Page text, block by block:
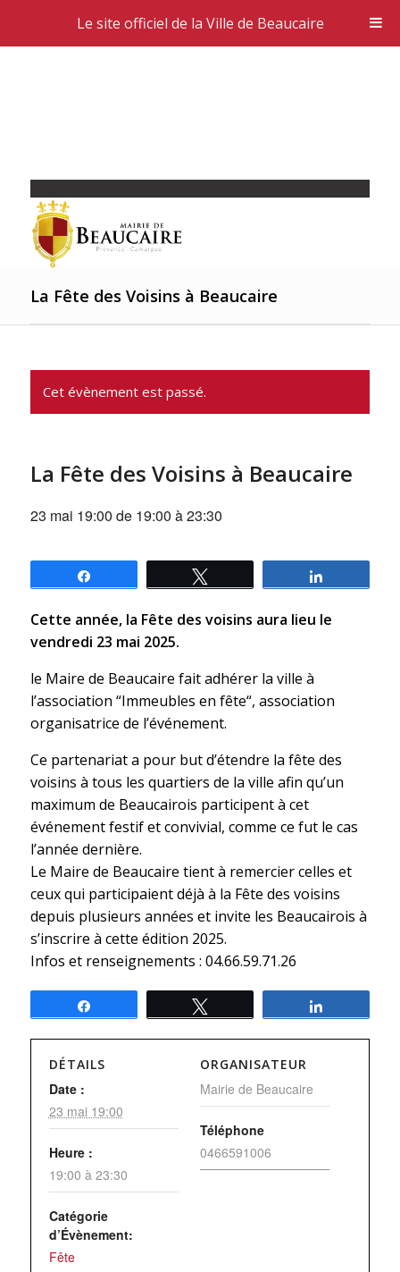
La Fête des Voisins à Beaucaire
Cet évènement est passé.
La Fête des Voisins à Beaucaire
23 mai 19:00 de 19:00 à23:30
Cette année, la Fête des voisins aura lieu le
vendredi 23 mai 2025.
le Maire de Beaucaire fait adhérer la ville à
l’association “Immeubles en fête“, association
organisatrice de l’événement.
Ce partenariat a pour but d’étendre la fête des
voisins à tous les quartiers de la ville afin qu’un
maximum de Beaucairois participent à cet
événement festif et convivial, comme ce fut le cas
l’année dernière.
Le Maire de Beaucaire tient à remercier celles et
ceux qui participaient déjà à la Fête des voisins
depuis plusieurs années et invite les Beaucairois à
s’inscrire à cette édition 2025.
Infos et renseignements : 04.66.59.71.26
DÉTAILS
Date :
23 mai 19:00
Heure :
19:00 à 23:30
Catégorie
d’Évènement:
Fête
ORGANISATEUR
Mairie de Beaucaire
Téléphone
0466591006
Le site officiel de la Ville de Beaucaire